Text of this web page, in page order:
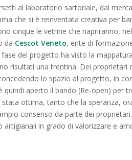
al laboratorio sartoriale, dal
che si è reinventata creativa per
cinque le vetrine che riapriranno,
da Cescot Veneto, ente di
fase del progetto ha visto la
risultati una trentina. Dei proprietari
lo spazio al progetto, in
quindi aperto il bando (Re-open) per
ottima, tanto che la speranza,
consenso da parte dei
in grado di valorizzare e